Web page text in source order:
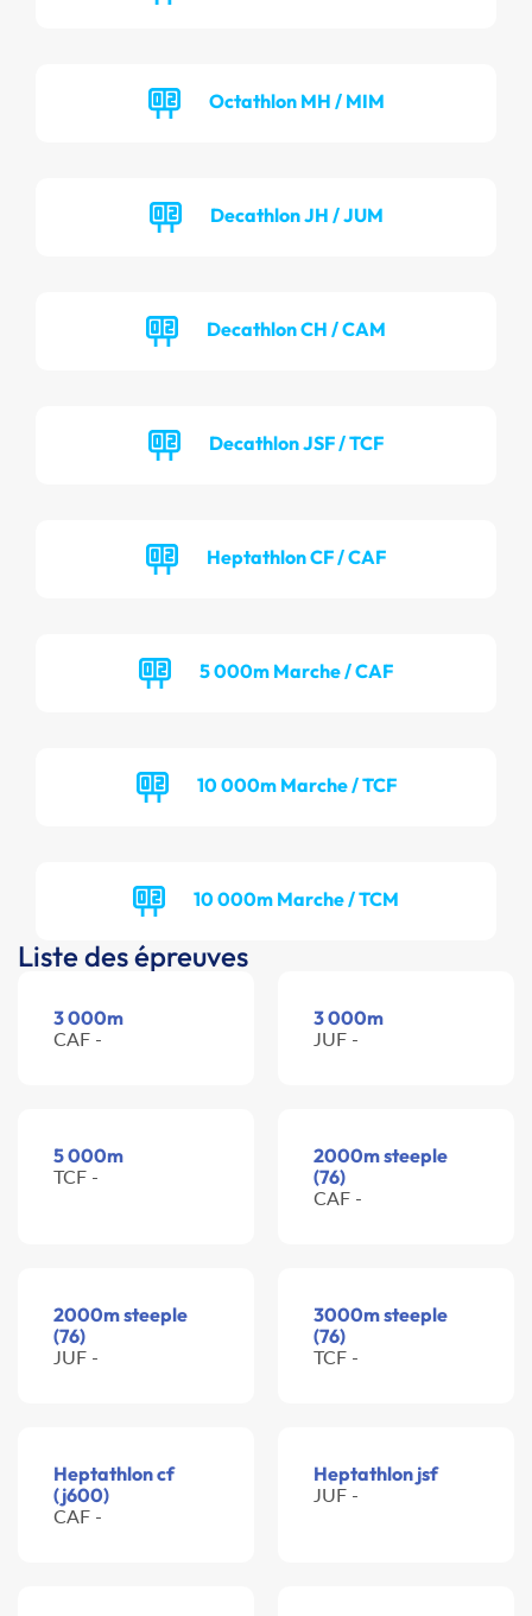
Octathlon MH / MIM
Decathlon JH / JUM
Decathlon CH / CAM
Decathlon JSF / TCF
Heptathlon CF / CAF
5 000m Marche / CAF
10 000m Marche / TCF
10 000m Marche / TCM
Liste des épreuves
3 000m
CAF -
3 000m
JUF -
5 000m
TCF -
2000m steeple
(76)
CAF -
2000m steeple
(76)
JUF -
3000m steeple
(76)
TCF -
Heptathlon cf
(j600)
CAF -
Heptathlon jsf
JUF -